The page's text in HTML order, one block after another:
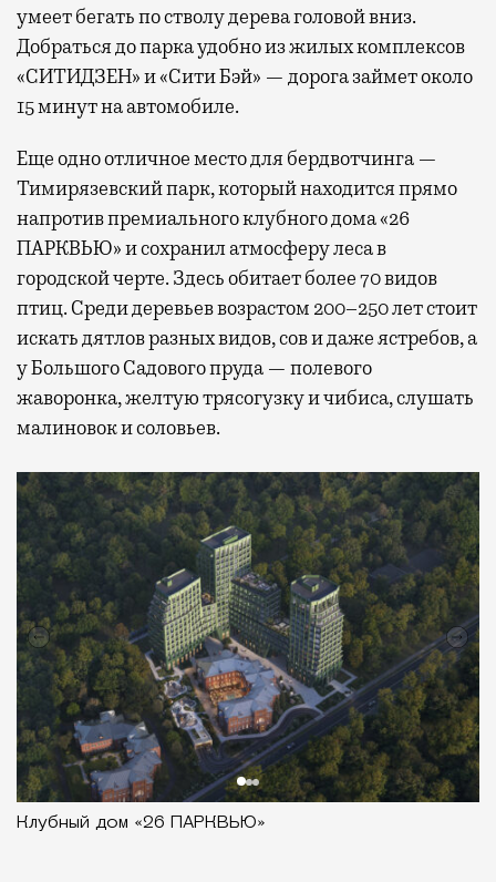
умеет бегать по стволу дерева головой вниз.
Добраться до парка удобно из жилых комплексов
«СИТИДЗЕН» и «Сити Бэй» — дорога займет около
15 минут на автомобиле.
Еще одно отличное место для бердвотчинга —
Тимирязевский парк, который находится прямо
напротив премиального клубного дома «26
ПАРКВЬЮ» и сохранил атмосферу леса в
городской черте. Здесь обитает более 70 видов
птиц. Среди деревьев возрастом 200–250 лет стоит
искать дятлов разных видов, сов и даже ястребов, а
у Большого Садового пруда — полевого
жаворонка, желтую трясогузку и чибиса, слушать
малиновок и соловьев.
Клубный дом «26 ПАРКВЬЮ»